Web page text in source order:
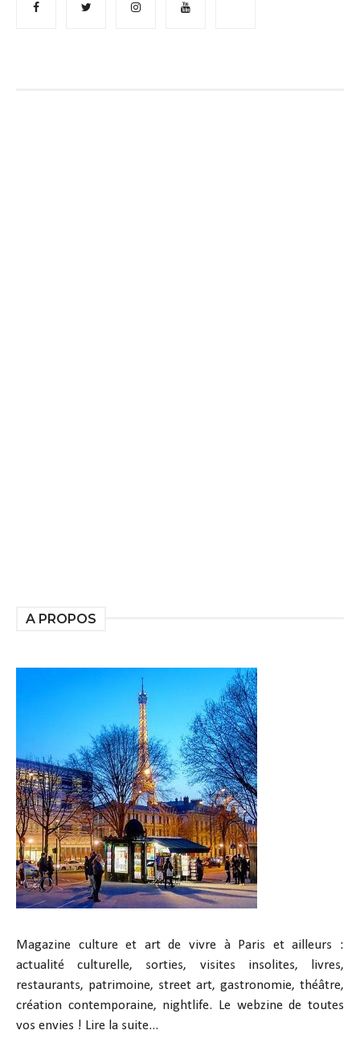
A PROPOS
Magazine culture et art de vivre à Paris et ailleurs :
actualité culturelle, sorties, visites insolites, livres,
restaurants, patrimoine, street art, gastronomie, théâtre,
création contemporaine, nightlife. Le webzine de toutes
vos envies ! Lire la suite...